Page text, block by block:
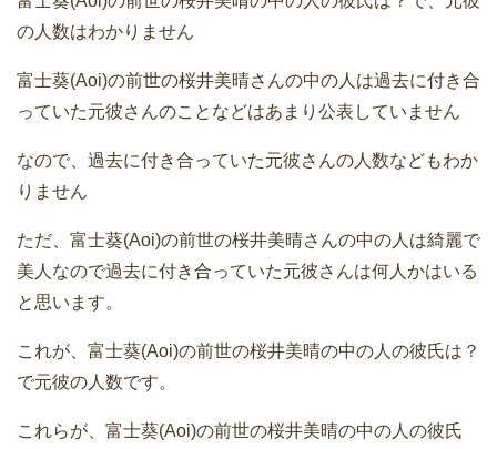
の人数はわかりません
富士葵(Aoi)の前世の桜井美晴さんの中の人は過去に付き合
っていた元彼さんのことなどはあまり公表していません
なので、過去に付き合っていた元彼さんの人数などもわか
りません
ただ、富士葵(Aoi)の前世の桜井美晴さんの中の人は綺麗で
美人なので過去に付き合っていた元彼さんは何人かはいる
と思います。
これが、富士葵(Aoi)の前世の桜井美晴の中の人の彼氏は？
で元彼の人数です。
これらが、富士葵(Aoi)の前世の桜井美晴の中の人の彼氏